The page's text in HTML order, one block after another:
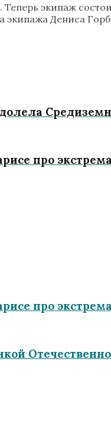
экипаж
Дениса
про
про